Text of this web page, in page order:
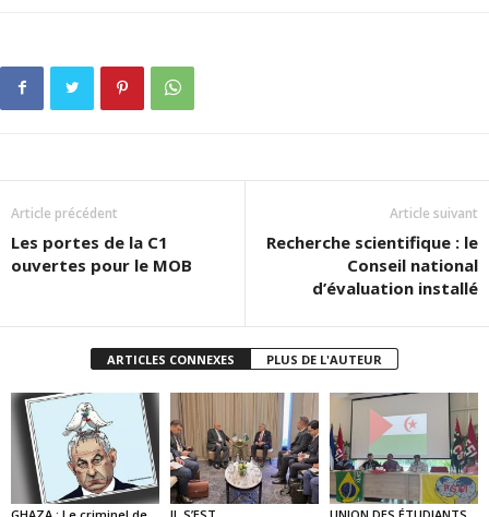
Article précédent
Les portes de la C1
ouvertes pour le MOB
Article suivant
Recherche scientifique : le
Conseil national
d’évaluation installé
ARTICLES CONNEXES PLUS DE L'AUTEUR